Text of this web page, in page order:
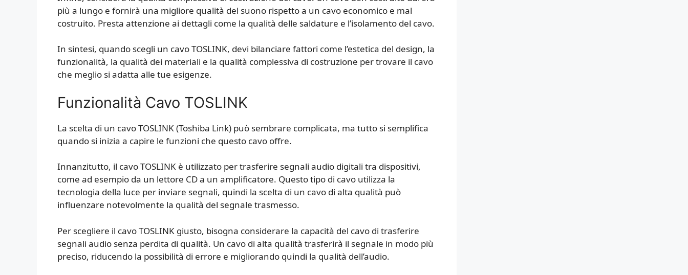
più a lungo e fornirà una migliore qualità del suono rispetto a un cavo economico e mal
costruito. Presta attenzione ai dettagli come la qualità delle saldature e l’isolamento del cavo.
In sintesi, quando scegli un cavo TOSLINK, devi bilanciare fattori come l’estetica del design, la
funzionalità, la qualità dei materiali e la qualità complessiva di costruzione per trovare il cavo
che meglio si adatta alle tue esigenze.
Funzionalità Cavo TOSLINK
La scelta di un cavo TOSLINK (Toshiba Link) può sembrare complicata, ma tutto si semplifica
quando si inizia a capire le funzioni che questo cavo offre.
Innanzitutto, il cavo TOSLINK è utilizzato per trasferire segnali audio digitali tra dispositivi,
come ad esempio da un lettore CD a un amplificatore. Questo tipo di cavo utilizza la
tecnologia della luce per inviare segnali, quindi la scelta di un cavo di alta qualità può
influenzare notevolmente la qualità del segnale trasmesso.
Per scegliere il cavo TOSLINK giusto, bisogna considerare la capacità del cavo di trasferire
segnali audio senza perdita di qualità. Un cavo di alta qualità trasferirà il segnale in modo più
preciso, riducendo la possibilità di errore e migliorando quindi la qualità dell’audio.